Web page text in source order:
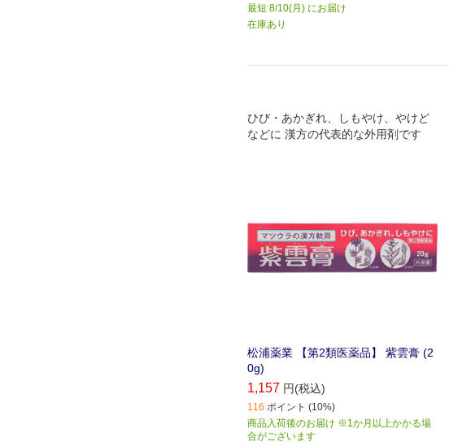
最短 8/10(月) にお届け
在庫あり
ひび・あかぎれ、しもやけ、やけど
などに 漢方の代表的な外用剤です
松浦薬業 【第2類医薬品】 紫雲膏 (2
0g)
1,157 円(税込)
116 ポイント (10%)
商品入荷後のお届け ※1か月以上かかる場
合がございます